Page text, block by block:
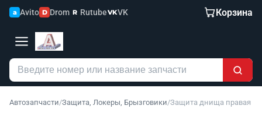
a Avito D Drom R RutubeVKVK Корзина
Автозапчасти/Защита, Локеры, Брызговики/Защита днища правая